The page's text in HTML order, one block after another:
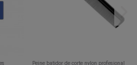
Peine batidor de corte nylon profesional